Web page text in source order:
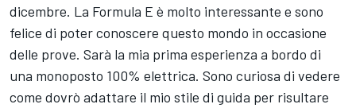
dicembre. La Formula E è molto interessante e sono
felice di poter conoscere questo mondo in occasione
delle prove. Sarà la mia prima esperienza a bordo di
una monoposto 100% elettrica. Sono curiosa di vedere
come dovrò adattare il mio stile di guida per risultare